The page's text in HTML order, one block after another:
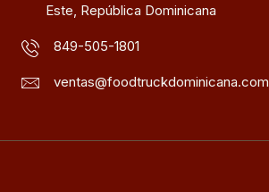
Este, República Dominicana
849-505-1801
ventas@foodtruckdominicana.com